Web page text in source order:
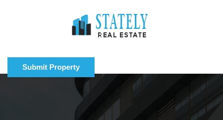
Submit Property